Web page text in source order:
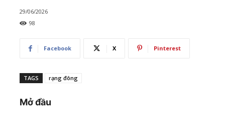
29/06/2026
98
Facebook X Pinterest
TAGS rạng đông
Mở đầu